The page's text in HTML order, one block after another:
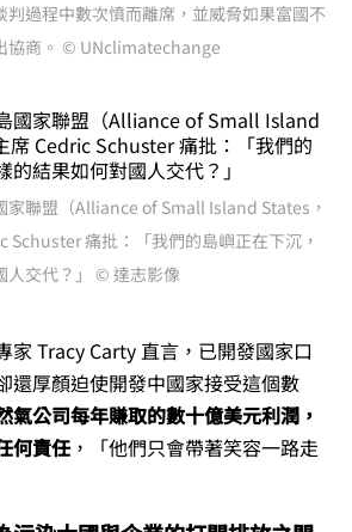
判過程中數次憤而離席，並威脅如果富國不
協商。 © UNclimatechange
家聯盟（Alliance of Small Island States，
Schuster 痛批：「我們的島嶼正在下沉，
人交代？」 © 達志影像
家 Tracy Carty 直言，已開發國家口
還厚顏迫使開發中國家接受這個數
氣公司每年賺取的數十億美元利潤，
何責任，「他們只會帶著笑容一路走